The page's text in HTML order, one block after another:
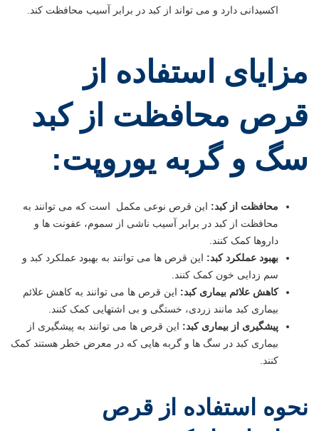
اکسیدانی دارد و می تواند از کبد در برابر آسیب محافظت کند.
مزایای استفاده از
قرص محافظت از کبد
سگ و گربه یوروپت:
محافظت از کبد: این قرص نوعی مکمل است که می توانند به
محافظت از کبد در برابر آسیب ناشی از سموم، عفونت ها و
داروها کمک کنند.
بهبود عملکرد کبد: این قرص ها می توانند به بهبود عملکرد کبد و
سم زدایی خون کمک کنند.
کاهش علائم بیماری کبد: این قرص ها می توانند به کاهش علائم
بیماری کبد مانند زردی، خستگی و بی اشتهایی کمک کنند.
پیشگیری از بیماری کبد: این قرص ها می توانند به پیشگیری از
بیماری کبد در سگ ها و گربه هایی که در معرض خطر هستند کمک
کنند.
نحوه استفاده از قرص